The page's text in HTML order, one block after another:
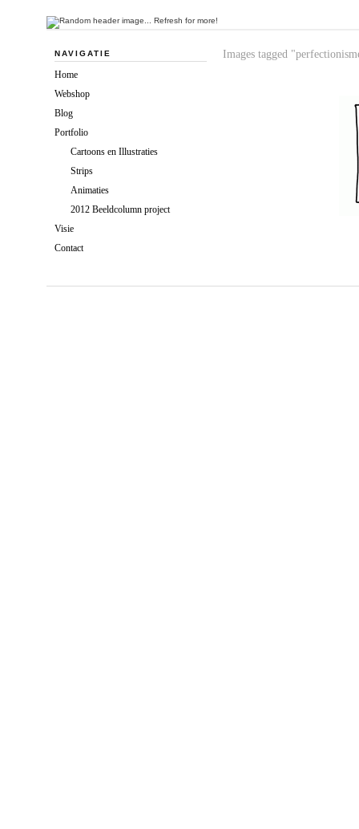
Images tagged
NAVIGATIE
Home
Webshop
Blog
Portfolio
Cartoons en Illustraties
Strips
Animaties
2012 Beeldcolumn project
Visie
Contact